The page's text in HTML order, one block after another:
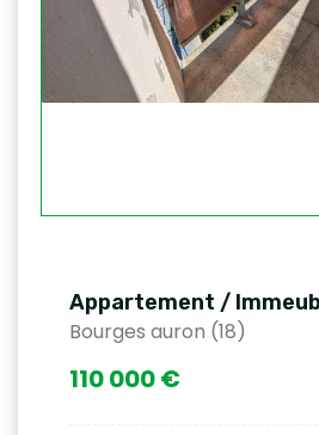
Appartement /
Bourges auron (18)
110 000 €